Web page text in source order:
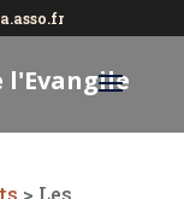
l'Evangile
> Les